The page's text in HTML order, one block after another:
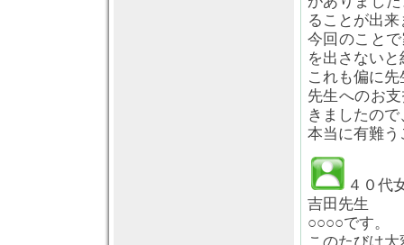
ることが出
今回のこと
を出さない
これも偏に
先生へのお
きましたの
本当に有難
４０代
吉田先生
○○○○です。